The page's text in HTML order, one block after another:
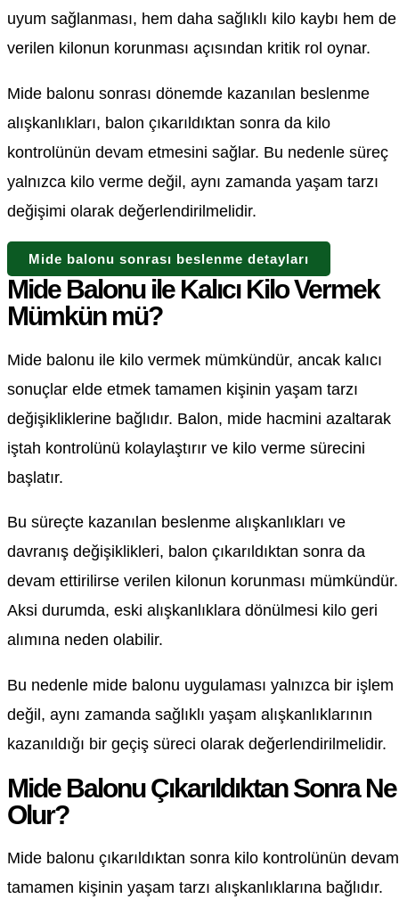
uyum sağlanması, hem daha sağlıklı kilo kaybı hem de
verilen kilonun korunması açısından kritik rol oynar.
Mide balonu sonrası dönemde kazanılan beslenme
alışkanlıkları, balon çıkarıldıktan sonra da kilo
kontrolünün devam etmesini sağlar. Bu nedenle süreç
yalnızca kilo verme değil, aynı zamanda yaşam tarzı
değişimi olarak değerlendirilmelidir.
Mide balonu sonrası beslenme detayları
Mide Balonu ile Kalıcı Kilo Vermek
Mümkün mü?
Mide balonu ile kilo vermek mümkündür, ancak kalıcı
sonuçlar elde etmek tamamen kişinin yaşam tarzı
değişikliklerine bağlıdır. Balon, mide hacmini azaltarak
iştah kontrolünü kolaylaştırır ve kilo verme sürecini
başlatır.
Bu süreçte kazanılan beslenme alışkanlıkları ve
davranış değişiklikleri, balon çıkarıldıktan sonra da
devam ettirilirse verilen kilonun korunması mümkündür.
Aksi durumda, eski alışkanlıklara dönülmesi kilo geri
alımına neden olabilir.
Bu nedenle mide balonu uygulaması yalnızca bir işlem
değil, aynı zamanda sağlıklı yaşam alışkanlıklarının
kazanıldığı bir geçiş süreci olarak değerlendirilmelidir.
Mide Balonu Çıkarıldıktan Sonra Ne
Olur?
Mide balonu çıkarıldıktan sonra kilo kontrolünün
tamamen kişinin yaşam tarzı alışkanlıklarına bağlıdır.